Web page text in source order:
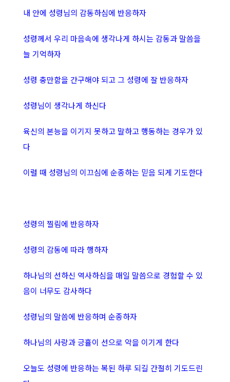
내 안에 성령님의 감동하심에 반응하자
성령께서 우리 마음속에 생각나게 하시는 감동과 말씀을
늘 기억하자
성령 충만함을 간구해야 되고 그 성령에 잘 반응하자
성령님이 생각나게 하신다
육신의 본능을 이기지 못하고 말하고 행동하는 경우가 있
다
이럴 때 성령님의 이끄심에 순종하는 믿음 되게 기도한다
성령의 찔림에 반응하자
성령의 감동에 따라 행하자
하나님의 선하신 역사하심을 매일 말씀으로 경험할 수 있
음이 너무도 감사하다
성령님의 말씀에 반응하며 순종하자
하나님의 사랑과 긍휼이 선으로 악을 이기게 한다
오늘도 성령에 반응하는 복된 하루 되길 간절히 기도드린